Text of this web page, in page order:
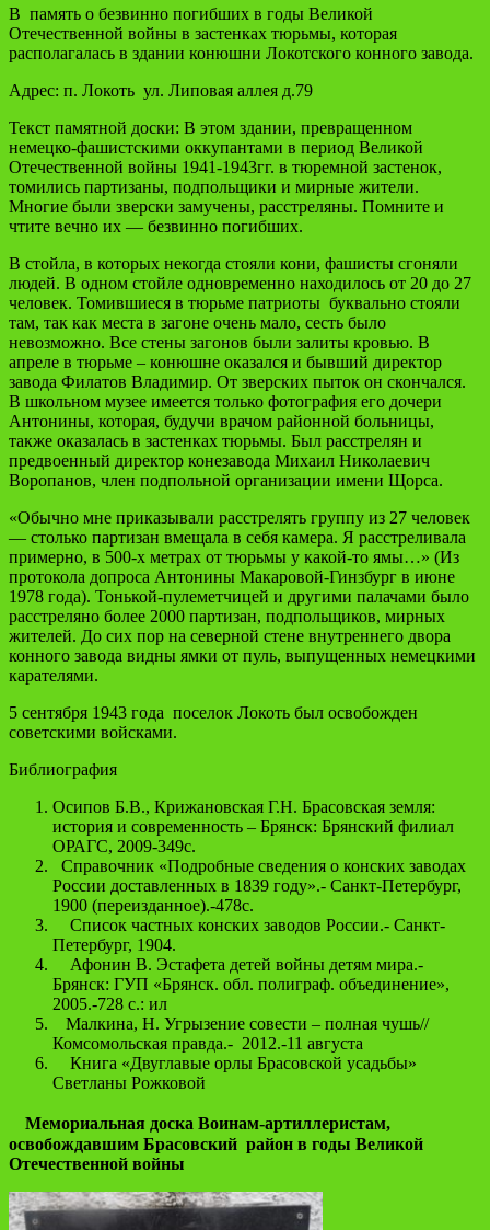
В память о безвинно погибших в годы Великой
Отечественной войны в застенках тюрьмы, которая
располагалась в здании конюшни Локотского конного завода.
Адрес: п. Локоть ул. Липовая аллея д.79
Текст памятной доски: В этом здании, превращенном
немецко-фашистскими оккупантами в период Великой
Отечественной войны 1941-1943гг. в тюремной застенок,
томились партизаны, подпольщики и мирные жители.
Многие были зверски замучены, расстреляны. Помните и
чтите вечно их — безвинно погибших.
В стойла, в которых некогда стояли кони, фашисты сгоняли
людей. В одном стойле одновременно находилось от 20 до 27
человек. Томившиеся в тюрьме патриоты буквально стояли
там, так как места в загоне очень мало, сесть было
невозможно. Все стены загонов были залиты кровью. В
апреле в тюрьме – конюшне оказался и бывший директор
завода Филатов Владимир. От зверских пыток он скончался.
В школьном музее имеется только фотография его дочери
Антонины, которая, будучи врачом районной больницы,
также оказалась в застенках тюрьмы. Был расстрелян и
предвоенный директор конезавода Михаил Николаевич
Воропанов, член подпольной организации имени Щорса.
«Обычно мне приказывали расстрелять группу из 27 человек
— столько партизан вмещала в себя камера. Я расстреливала
примерно, в 500-х метрах от тюрьмы у какой-то ямы…» (Из
протокола допроса Антонины Макаровой-Гинзбург в июне
1978 года). Тонькой-пулеметчицей и другими палачами было
расстреляно более 2000 партизан, подпольщиков, мирных
жителей. До сих пор на северной стене внутреннего двора
конного завода видны ямки от пуль, выпущенных немецкими
карателями.
5 сентября 1943 года поселок Локоть был освобожден
советскими войсками.
Библиография
Осипов Б.В., Крижановская Г.Н. Брасовская земля:
история и современность – Брянск: Брянский филиал
ОРАГС, 2009-349с.
Справочник «Подробные сведения о конских заводах
России доставленных в 1839 году».- Санкт-Петербург,
1900 (переизданное).-478с.
Список частных конских заводов России.- Санкт-
Петербург, 1904.
Афонин В. Эстафета детей войны детям мира.-
Брянск: ГУП «Брянск. обл. полиграф. объединение»,
2005.-728 с.: ил
Малкина, Н. Угрызение совести – полная чушь//
Комсомольская правда.- 2012.-11 августа
Книга «Двуглавые орлы Брасовской усадьбы»
Светланы Рожковой
Мемориальная доска Воинам-артиллеристам,
освобождавшим Брасовский район в годы Великой
Отечественной войны